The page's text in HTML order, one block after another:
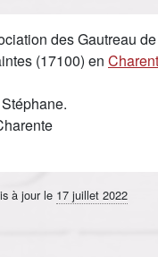
des Gautreau
(17100) en
à jour le 17 juillet 2022